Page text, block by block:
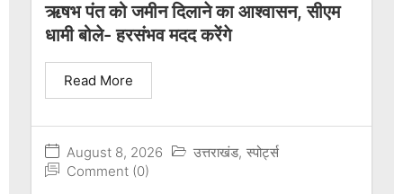
ऋषभ पंत को जमीन दिलाने का आश्वासन, सीएम
धामी बोले- हरसंभव मदद करेंगे
August 8, 2026 उत्तराखंड, स्पोर्ट्स
Comment (0)
Read More